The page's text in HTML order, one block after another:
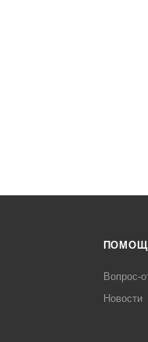
Вопрос-
Новости